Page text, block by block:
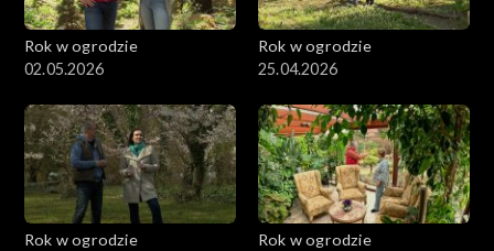
Rok w ogrodzie
02.05.2026
Rok w ogrodzie
25.04.2026
Rok w ogrodzie
Rok w ogrodzie